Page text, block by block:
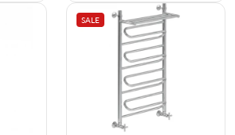
SALE